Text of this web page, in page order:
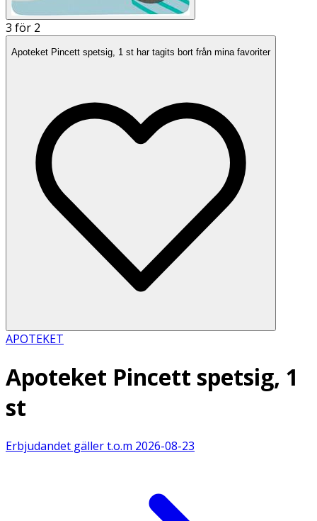
3 för 2
Apoteket Pincett spetsig, 1 st har tagits bort från mina favoriter
APOTEKET
Apoteket Pincett spetsig, 1
st
Erbjudandet gäller t.o.m 2026-08-23